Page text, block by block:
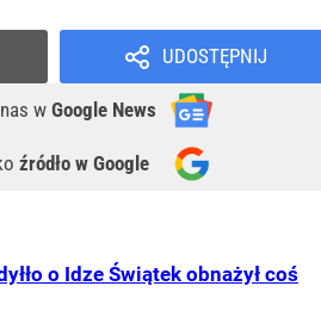
UDOSTĘPNIJ
w Google News
źródło w Google
o Idze Świątek obnażył coś